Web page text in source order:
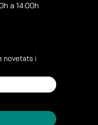
a 14:00h
novetats i